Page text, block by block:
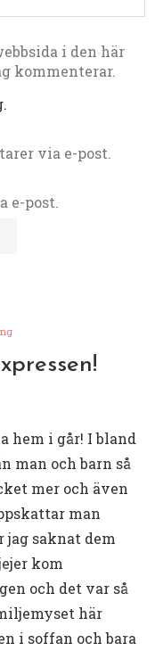
i den här
kommenterar.
via e-post.
e-post.
hem i går! I bland
man och barn så
mer och även
man
jag saknat dem
kom
och det var så
här
i soffan och bara